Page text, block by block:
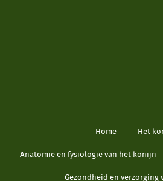
Home Het
Anatomie en fysiologie van het konijn
Gezondheid en verzorging